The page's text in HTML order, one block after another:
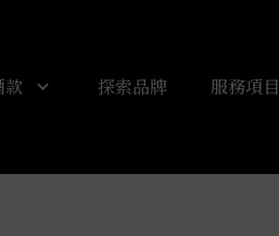
款 探索品牌 服務項目